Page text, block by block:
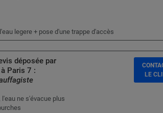
legere + pose d'une trappe d'accès
déposée par
Paris 7 :
ne s'évacue plus
LE